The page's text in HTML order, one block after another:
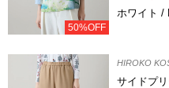
50%OFF
ホワイト /
HIROKO
サイドプ